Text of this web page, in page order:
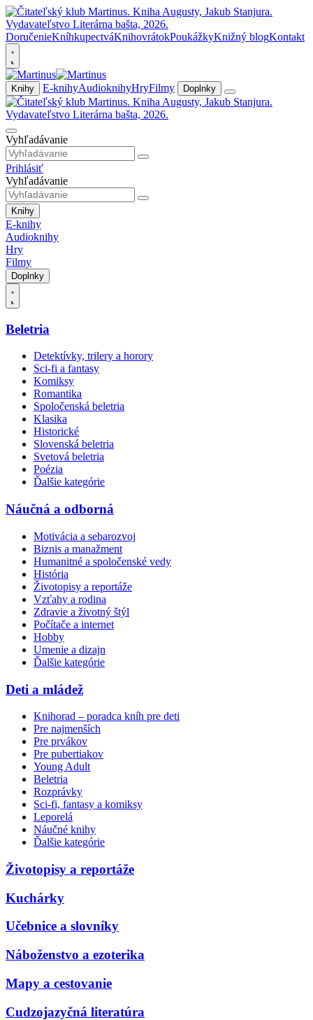
DoručenieKníhkupectváKnihovrátokPoukážkyKnižný blogKontakt
Knihy E-knihyAudioknihyHryFilmy Doplnky
Vyhľadávanie
Prihlásiť
Vyhľadávanie
Knihy
E-knihy
Audioknihy
Hry
Filmy
Doplnky
Beletria
Detektívky, trilery a horory
Sci-fi a fantasy
Komiksy
Romantika
Spoločenská beletria
Klasika
Historické
Slovenská beletria
Svetová beletria
Poézia
Ďalšie kategórie
Náučná a odborná
Motivácia a sebarozvoj
Biznis a manažment
Humanitné a spoločenské vedy
História
Životopisy a reportáže
Vzťahy a rodina
Zdravie a životný štýl
Počítače a internet
Hobby
Umenie a dizajn
Ďalšie kategórie
Deti a mládež
Knihorad – poradca kníh pre deti
Pre najmenších
Pre prvákov
Pre pubertiakov
Young Adult
Beletria
Rozprávky
Sci-fi, fantasy a komiksy
Leporelá
Náučné knihy
Ďalšie kategórie
Životopisy a reportáže
Kuchárky
Učebnice a slovníky
Náboženstvo a ezoterika
Mapy a cestovanie
Cudzojazyčná literatúra